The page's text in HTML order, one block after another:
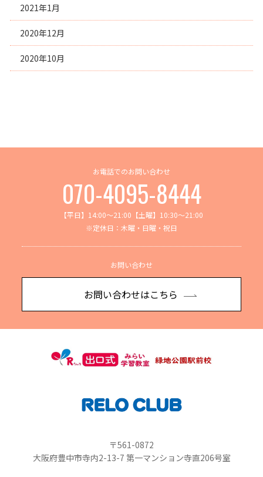
2021年1月
2020年12月
2020年10月
お電話でのお問い合わせ
070-4095-8444
【平日】14:00～21:00【土曜】10:30～21:00
※定休日：木曜・日曜・祝日
お問い合わせ
お問い合わせはこちら
〒561-0872
大阪府豊中市寺内2-13-7 第一マンション寺直206号室